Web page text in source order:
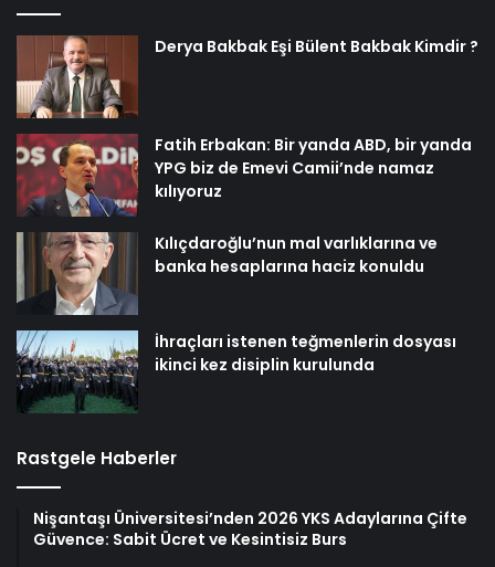
Derya Bakbak Eşi Bülent Bakbak Kimdir ?
Fatih Erbakan: Bir yanda ABD, bir yanda
YPG biz de Emevi Camii’nde namaz
kılıyoruz
Kılıçdaroğlu’nun mal varlıklarına ve
banka hesaplarına haciz konuldu
İhraçları istenen teğmenlerin dosyası
ikinci kez disiplin kurulunda
Rastgele Haberler
Nişantaşı Üniversitesi’nden 2026 YKS Adaylarına Çifte
Güvence: Sabit Ücret ve Kesintisiz Burs